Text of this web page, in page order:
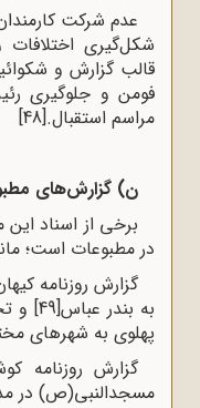
عدم شرکت
شکل‌گیری
قالب گزارش و
فومن و جلوگیری
مراسم استقبال.[48]
ن) گزارش‌های
برخی از اسناد
در مطبوعات است؛
به بندر عباس[49]
و
پهلوی به شهرهای
گزارش روزنامه
مسجدالنبی(ص) در